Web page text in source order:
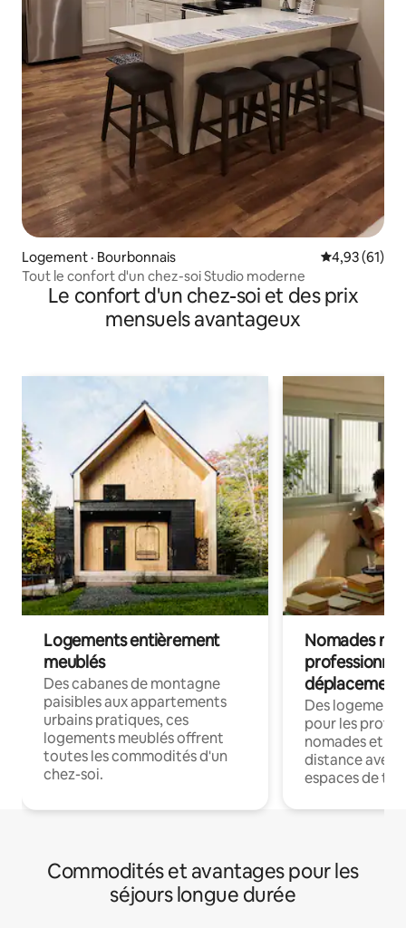
Logement · Bourbonnais Note
4,93 (61)
Tout le confort d'un chez-soi Studio moderne
Le confort d'un chez-soi et des prix
mensuels avantageux
Logements entièrement
meublés
Des cabanes de montagne
paisibles aux appartements
urbains pratiques, ces
logements meublés offrent
toutes les commodités d'un
chez-soi.
Nomades
déplacement
Des
pour les
nomades et
distance avec
espaces de
Commodités et avantages pour les
séjours longue durée